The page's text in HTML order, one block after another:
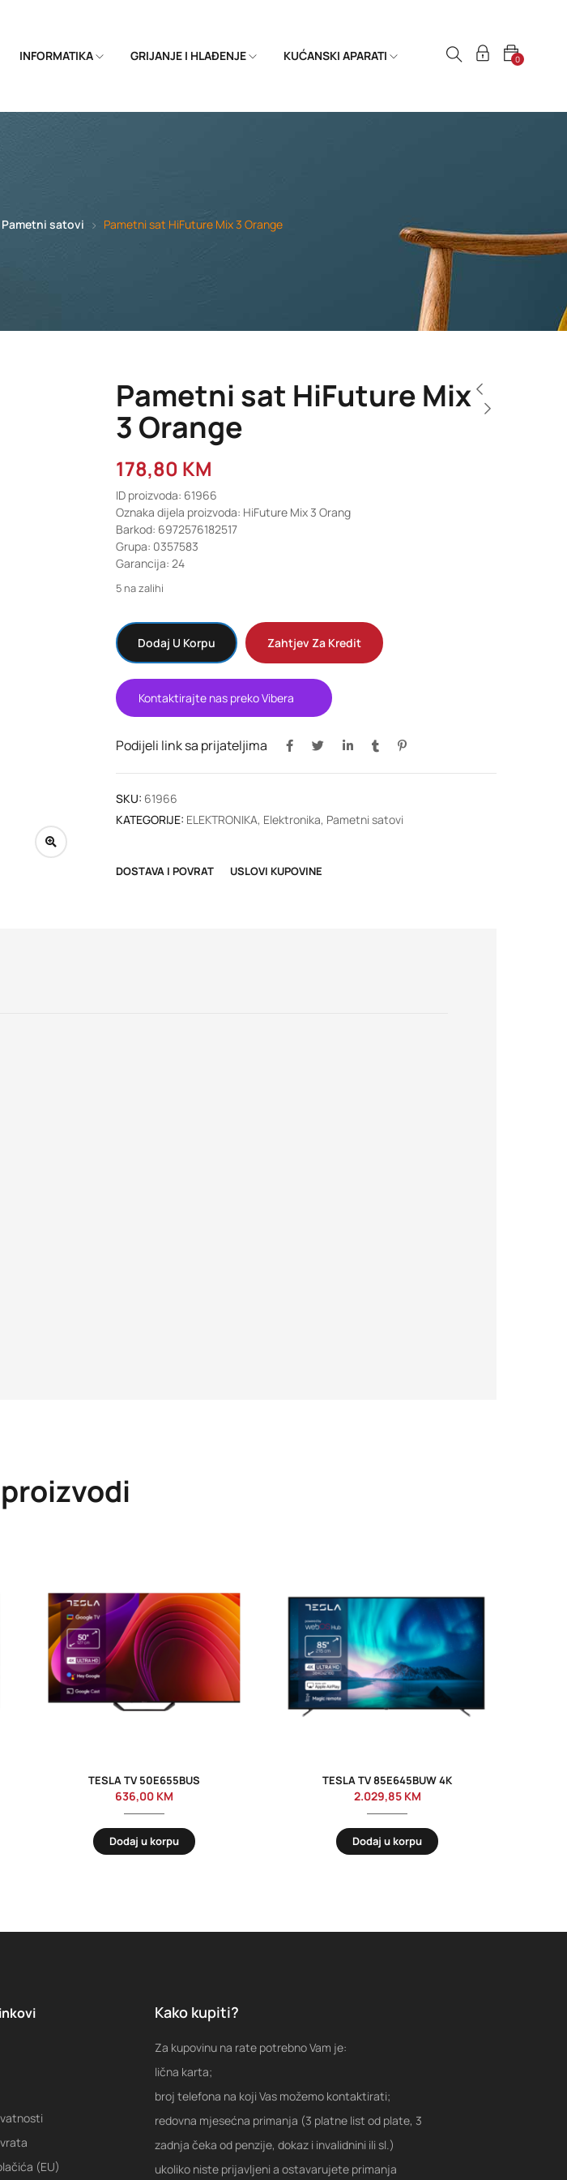
INFORMATIKA GRIJANJE I HLAĐENJE KUĆANSKI APARATI 0
Pametni satovi Pametni sat HiFuture Mix 3 Orange
Pametni sat HiFuture Mix
3 Orange
178,80 KM
ID proizvoda: 61966
Oznaka dijela proizvoda: HiFuture Mix 3 Orang
Barkod: 6972576182517
Grupa: 0357583
Garancija: 24
5 na zalihi
Dodaj U Korpu Zahtjev Za Kredit
Kontaktirajte nas preko Vibera
Podijeli link sa prijateljima
SKU: 61966
KATEGORIJE: ELEKTRONIKA, Elektronika, Pametni satovi
DOSTAVA I POVRAT USLOVI KUPOVINE
TESLA TV 50E655BUS
636,00 KM
Dodaj u korpu
TESLA TV 85E645BUW 4K
2.029,85 KM
Dodaj u korpu
(EU)
Kako kupiti?
Za kupovinu na rate potrebno Vam je:
lična karta;
broj telefona na koji Vas možemo kontaktirati;
redovna mjesećna primanja (3 platne list od plate, 3
zadnja čeka od penzije, dokaz i invalidnini ili sl.)
ukoliko niste prijavljeni a ostavarujete primanja